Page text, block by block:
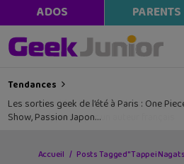
ADOS PARENTS
Tendances
Les sorties geek de l’été à Paris : One
Show, Passion Japon…
Accueil Posts Tagged "Tappei